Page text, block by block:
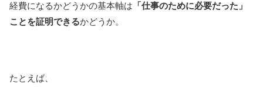
経費になるかどうかの基本軸は 「仕事のために必要だった」
ことを証明できるかどうか。
たとえば、